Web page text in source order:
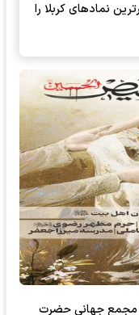
نمادهای کربلا را
مجمع جهانی حضرت